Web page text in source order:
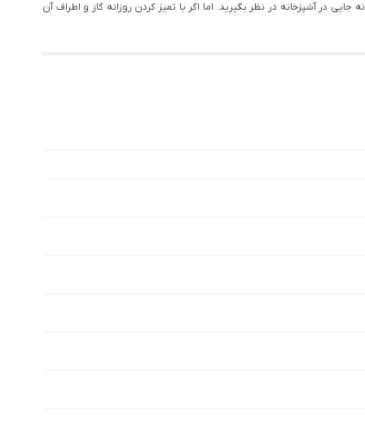
در آشپزخانه در نظر بگیرید. اما اگر با تمیز کردن روزانه گاز و اطراف آن